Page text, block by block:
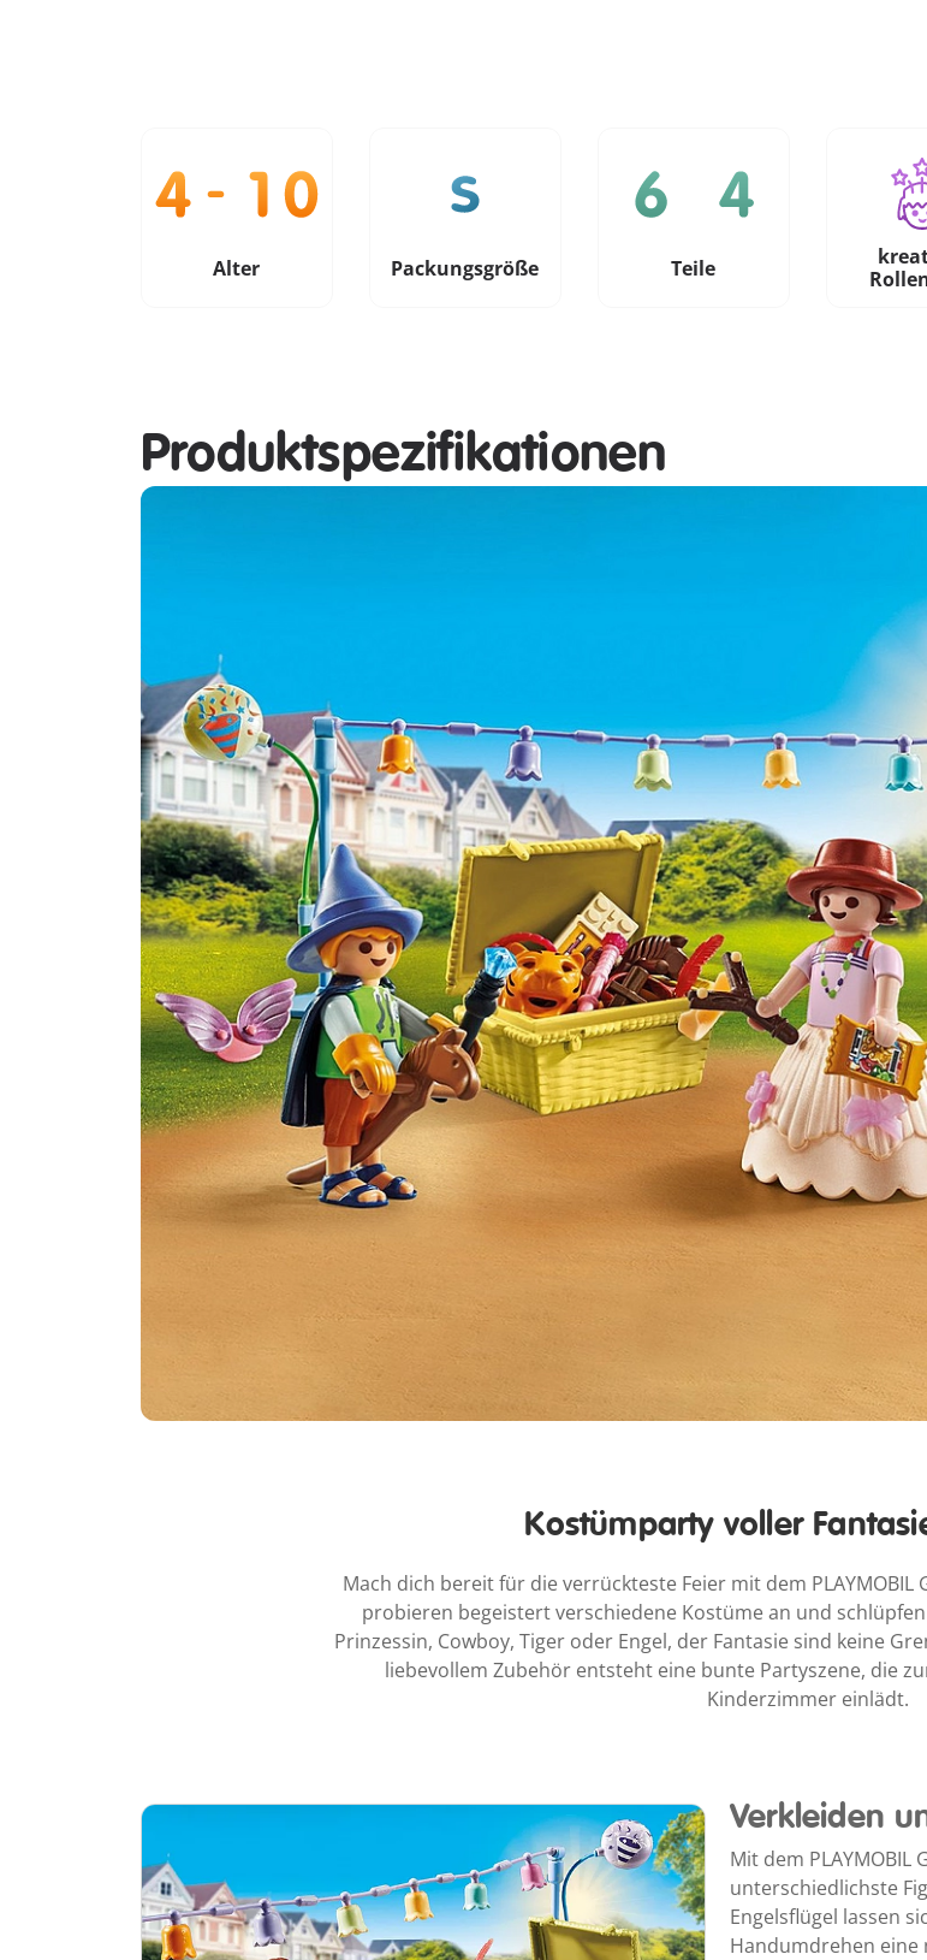
Alter Packungsgröße Teile
Produktspezifikationen
Kostümparty voller
Mach dich bereit für die verrückteste Feier mit dem
probieren begeistert verschiedene Kostüme an und
Prinzessin, Cowboy, Tiger oder Engel, der Fantasie sind keine
liebevollem Zubehör entsteht eine bunte Partyszene, die
Kinderzimmer einlädt.
Verkleiden
Mit dem
unterschiedlichste
Engelsflügel lassen
Handumdrehen eine